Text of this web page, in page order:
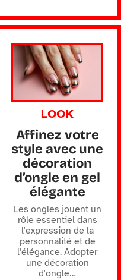
LOOK
Affinez votre
style avec une
décoration
d’ongle en gel
élégante
Les ongles jouent un
rôle essentiel dans
l'expression de la
personnalité et de
l'élégance. Adopter
une décoration
d'ongle…